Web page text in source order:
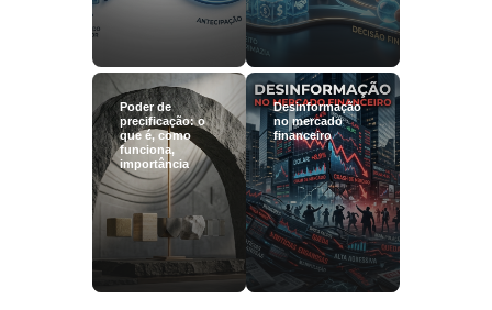
Poder de
precificação: o
que é, como
funciona,
importância
Desinformação
no mercado
financeiro